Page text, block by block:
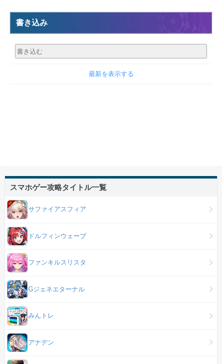
書き込み
最新を表示する
スマホゲー攻略タイトル一覧
サファイアスフィア
ドルフィンウェーブ
ファンキルスリスタ
Gジェネエターナル
みんトレ
アナデン